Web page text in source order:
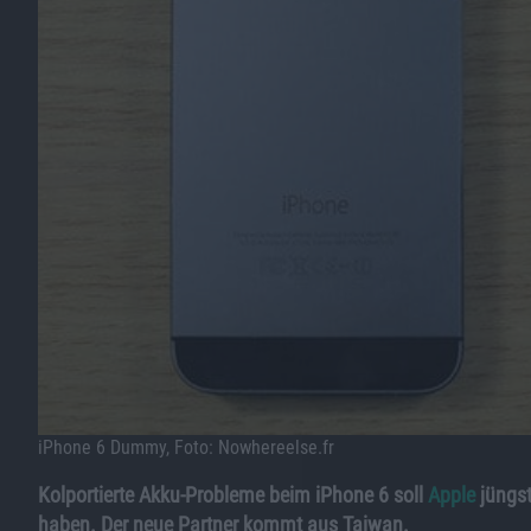
iPhone 6 Dummy, Foto: Nowhereelse.fr
Kolportierte Akku-Probleme beim iPhone 6 soll Apple
haben. Der neue Partner kommt aus Taiwan.